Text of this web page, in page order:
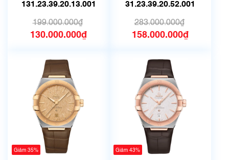
131.23.39.20.13.001
199.000.000₫
130.000.000₫
31.23.39.20.52.001
283.000.000₫
158.000.000₫
Giảm 35% Giảm 43%